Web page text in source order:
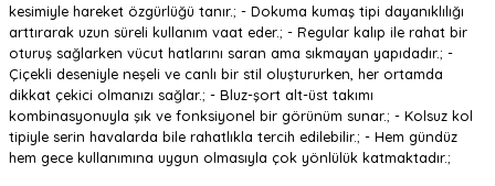
kesimiyle hareket özgürlüğü tanır.; - Dokuma kumaş tipi dayanıklılığı
arttırarak uzun süreli kullanım vaat eder.; - Regular kalıp ile rahat bir
oturuş sağlarken vücut hatlarını saran ama sıkmayan yapıdadır.; -
Çiçekli deseniyle neşeli ve canlı bir stil oluştururken, her ortamda
dikkat çekici olmanızı sağlar.; - Bluz-şort alt-üst takımı
kombinasyonuyla şık ve fonksiyonel bir görünüm sunar.; - Kolsuz kol
tipiyle serin havalarda bile rahatlıkla tercih edilebilir.; - Hem gündüz
hem gece kullanımına uygun olmasıyla çok yönlülük katmaktadır.;